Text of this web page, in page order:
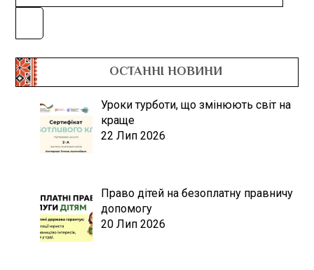
ОСТАННІ НОВИНИ
Уроки турботи, що змінюють світ на
краще
22 Лип 2026
Право дітей на безоплатну правничу
допомогу
20 Лип 2026